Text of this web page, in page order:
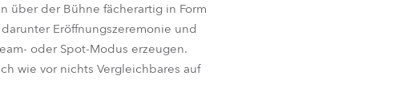
über der Bühne fächerartig in Form
Eröffnungszeremonie und
oder Spot-Modus erzeugen.
wie vor nichts Vergleichbares auf